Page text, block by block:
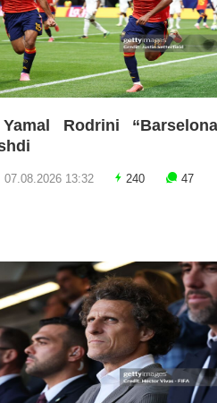
Rodrini
07.08.2026 13:32 240 47